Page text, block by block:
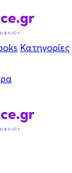
Κατηγορίες